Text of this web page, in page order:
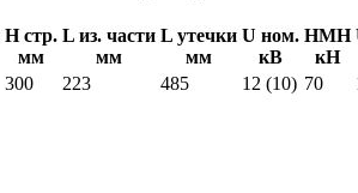
Н стр.
мм
L из. части
мм
L утечки
мм
U ном.
кВ
HMH
кН
300 223 485 12 (10) 70